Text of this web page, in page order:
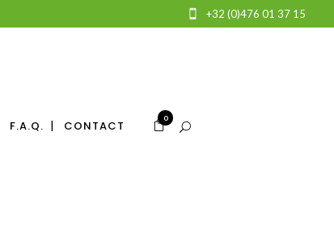
+32 (0)476 01 37 15
F.A.Q. CONTACT
0